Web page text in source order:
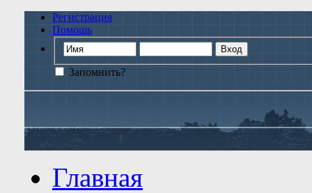
Регистрация
Помощь
Запомнить?
Главная